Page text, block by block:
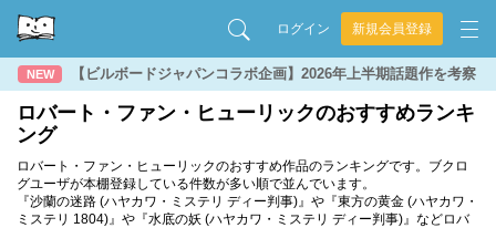
ログイン 新規会員登録
NEW 【ビルボードジャパンコラボ企画】2026年上半期話題作を考察
ロバート・ファン・ヒューリックのおすすめランキ
ング
ロバート・ファン・ヒューリックのおすすめ作品のランキングです。ブクロ
グユーザが本棚登録している件数が多い順で並んでいます。
『沙蘭の迷路 (ハヤカワ・ミステリ ディー判事)』や『東方の黄金 (ハヤカワ・
ミステリ 1804)』や『水底の妖 (ハヤカワ・ミステリ ディー判事)』などロバ